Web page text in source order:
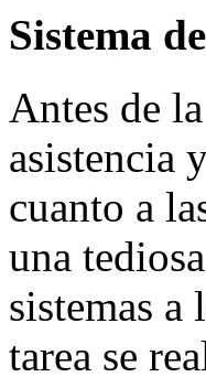
Sistema
Antes de
asistencia
cuanto a
una
sistemas a
tarea se